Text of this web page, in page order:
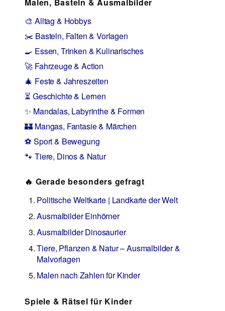
🎨 Alltag & Hobbys
✂️ Basteln, Falten & Vorlagen
🍳 Essen, Trinken & Kulinarisches
🚀 Fahrzeuge & Action
🎄 Feste & Jahreszeiten
⏳ Geschichte & Lernen
✨ Mandalas, Labyrinthe & Formen
🏰 Mangas, Fantasie & Märchen
⚽ Sport & Bewegung
🐾 Tiere, Dinos & Natur
🔥 Gerade besonders gefragt
Politische Weltkarte | Landkarte der Welt
Ausmalbilder Einhörner
Ausmalbilder Dinosaurier
Tiere, Pflanzen & Natur – Ausmalbilder &
Malvorlagen
Malen nach Zahlen für Kinder
Spiele & Rätsel für Kinder